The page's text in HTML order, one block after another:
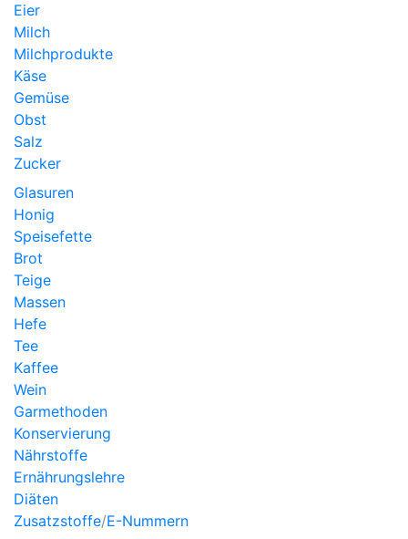
Eier
Milch
Milchprodukte
Käse
Gemüse
Obst
Salz
Zucker
Glasuren
Honig
Speisefette
Brot
Teige
Massen
Hefe
Tee
Kaffee
Wein
Garmethoden
Konservierung
Nährstoffe
Ernährungslehre
Diäten
Zusatzstoffe/E-Nummern